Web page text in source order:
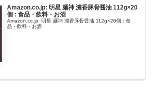
Amazon.co.jp: 明星 麺神 濃香豚骨醤油 112g×20
個 : 食品・飲料・お酒
Amazon.co.jp: 明星 麺神 濃香豚骨醤油 112g×20個 : 食
品・飲料・お酒